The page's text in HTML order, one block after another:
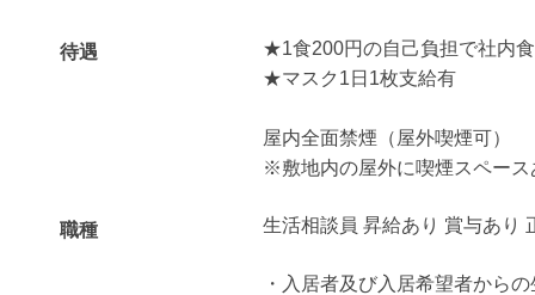
待遇
★1食200円の自己負担で社内
★マスク1日1枚支給有
屋内全面禁煙（屋外喫煙可）
※敷地内の屋外に喫煙スペース
職種 生活相談員 昇給あり 賞与あり
・入居者及び入居希望者から